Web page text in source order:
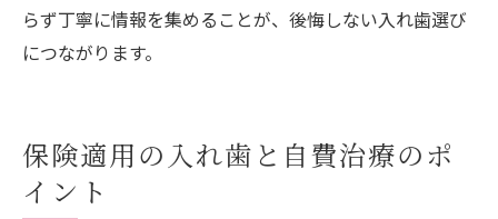
らず丁寧に情報を集めることが、後悔しない入れ歯選び
につながります。
保険適用の入れ歯と自費治療のポ
イント